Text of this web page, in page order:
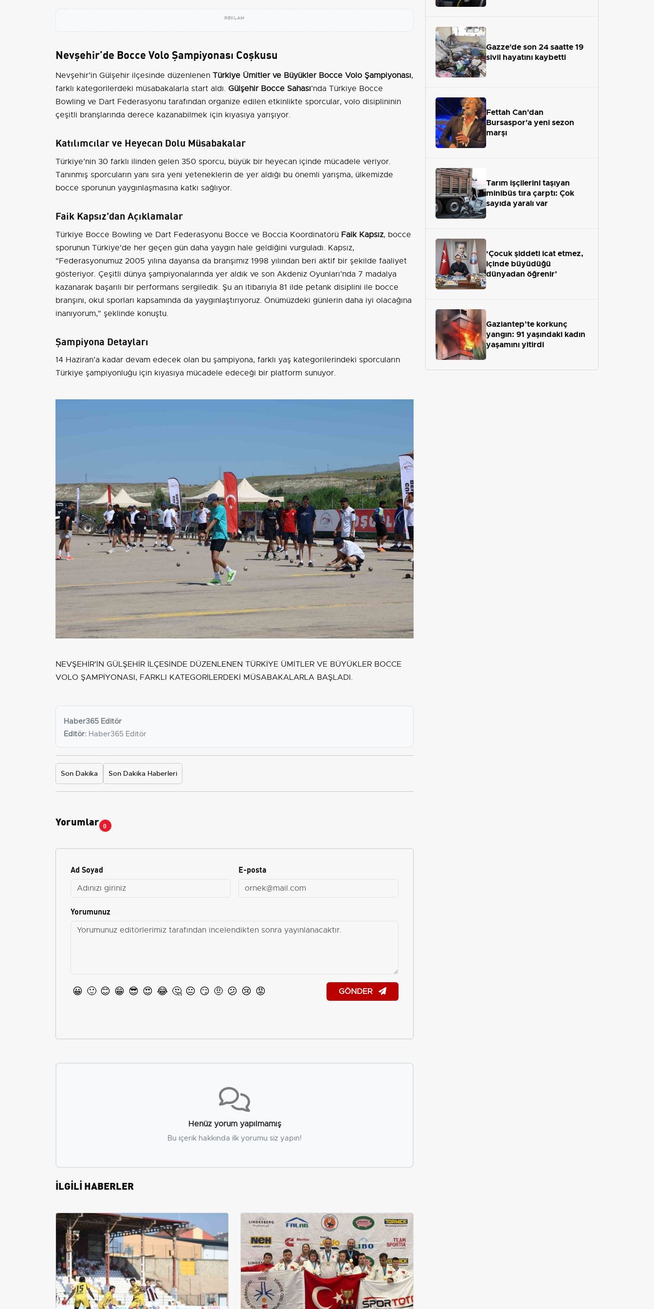
REKLAM
Nevşehir’de Bocce Volo Şampiyonası Coşkusu
Nevşehir’in Gülşehir ilçesinde düzenlenen Türkiye Ümitler ve Büyükler Bocce Volo Şampiyonası,
farklı kategorilerdeki müsabakalarla start aldı. Gülşehir Bocce Sahası’nda Türkiye Bocce
Bowling ve Dart Federasyonu tarafından organize edilen etkinlikte sporcular, volo disiplininin
çeşitli branşlarında derece kazanabilmek için kıyasıya yarışıyor.
Katılımcılar ve Heyecan Dolu Müsabakalar
Türkiye’nin 30 farklı ilinden gelen 350 sporcu, büyük bir heyecan içinde mücadele veriyor.
Tanınmış sporcuların yanı sıra yeni yeteneklerin de yer aldığı bu önemli yarışma, ülkemizde
bocce sporunun yaygınlaşmasına katkı sağlıyor.
Faik Kapsız’dan Açıklamalar
Türkiye Bocce Bowling ve Dart Federasyonu Bocce ve Boccia Koordinatörü Faik Kapsız, bocce
sporunun Türkiye'de her geçen gün daha yaygın hale geldiğini vurguladı. Kapsız,
"Federasyonumuz 2005 yılına dayansa da branşımız 1998 yılından beri aktif bir şekilde faaliyet
gösteriyor. Çeşitli dünya şampiyonalarında yer aldık ve son Akdeniz Oyunları’nda 7 madalya
kazanarak başarılı bir performans sergiledik. Şu an itibarıyla 81 ilde petank disiplini ile bocce
branşını, okul sporları kapsamında da yaygınlaştırıyoruz. Önümüzdeki günlerin daha iyi olacağına
inanıyorum," şeklinde konuştu.
Şampiyona Detayları
14 Haziran’a kadar devam edecek olan bu şampiyona, farklı yaş kategorilerindeki sporcuların
Türkiye şampiyonluğu için kıyasıya mücadele edeceği bir platform sunuyor.
NEVŞEHİR’İN GÜLŞEHİR İLÇESİNDE DÜZENLENEN TÜRKİYE ÜMİTLER VE BÜYÜKLER BOCCE
VOLO ŞAMPİYONASI, FARKLI KATEGORİLERDEKİ MÜSABAKALARLA BAŞLADI.
Haber365 Editör
Editör: Haber365 Editör
Son Dakika Son Dakika Haberleri
Yorumlar 0
Ad Soyad E-posta
Yorumunuz
😀 🙂 😊 😁 😎 😍 😂 🤔 😐 😏 🤨 😕 😢 😡 GÖNDER
Henüz yorum yapılmamış
Bu içerik hakkında ilk yorumu siz yapın!
İLGİLİ HABERLER
Gazze'de son 24 saatte 19
sivil hayatını kaybetti
Fettah Can'dan
Bursaspor'a yeni sezon
marşı
Tarım işçilerini taşıyan
minibüs tıra çarptı: Çok
sayıda yaralı var
‘Çocuk şiddeti icat etmez,
içinde büyüdüğü
dünyadan öğrenir’
Gaziantep’te korkunç
yangın: 91 yaşındaki kadın
yaşamını yitirdi